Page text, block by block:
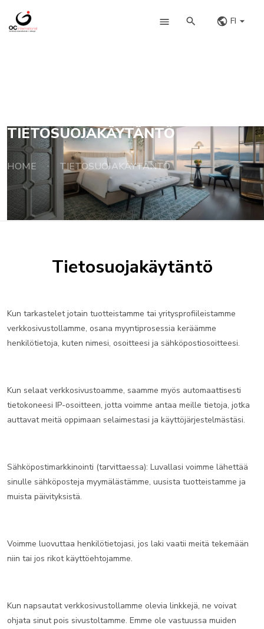
FI
TIETOSUOJAKÄYTÄNTÖ
HOME · TIETOSUOJAKÄYTÄNTÖ
Tietosuojakäytäntö
Kun tarkastelet jotain tuotteistamme tai yritysprofiileistamme
verkkosivustollamme, osana myyntiprosessia keräämme
henkilötietoja, kuten nimesi, osoitteesi ja sähköpostiosoitteesi.
Kun selaat verkkosivustoamme, saamme myös automaattisesti
tietokoneesi IP-osoitteen, jotta voimme antaa meille tietoja, jotka
auttavat meitä oppimaan selaimestasi ja käyttöjärjestelmästäsi.
Sähköpostimarkkinointi (tarvittaessa): Luvallasi voimme lähettää
sinulle sähköposteja myymälästämme, uusista tuotteistamme ja
muista päivityksistä.
Voimme luovuttaa henkilötietojasi, jos laki vaatii meitä tekemään
niin tai jos rikot käyttöehtojamme.
Kun napsautat verkkosivustollamme olevia linkkejä, ne voivat
ohjata sinut pois sivustoltamme. Emme ole vastuussa muiden